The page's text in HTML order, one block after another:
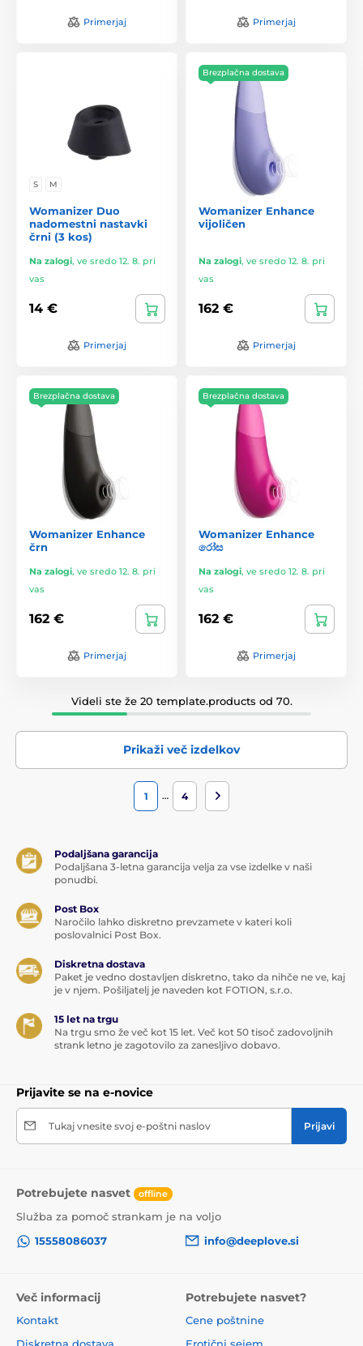
Primerjaj Primerjaj
S M
Womanizer Duo
nadomestni nastavki
črni (3 kos)
Na zalogi, ve sredo 12. 8. pri
vas
14 €
Primerjaj
Brezplačna dostava
Womanizer Enhance
vijoličen
Na zalogi, ve sredo 12. 8. pri
vas
162 €
Primerjaj
Brezplačna dostava
Womanizer Enhance
črn
Na zalogi, ve sredo 12. 8. pri
vas
162 €
Primerjaj
Brezplačna dostava
Womanizer Enhance
රෝස
Na zalogi, ve sredo 12. 8. pri
vas
162 €
Primerjaj
Videli ste že 20 template.products od 70.
Prikaži več izdelkov
1 … 4
Podaljšana garancija
Podaljšana 3-letna garancija velja za vse izdelke v naši
ponudbi.
Post Box
Naročilo lahko diskretno prevzamete v kateri koli
poslovalnici Post Box.
Diskretna dostava
Paket je vedno dostavljen diskretno, tako da nihče ne ve, kaj
je v njem. Pošiljatelj je naveden kot FOTION, s.r.o.
15 let na trgu
Na trgu smo že več kot 15 let. Več kot 50 tisoč zadovoljnih
strank letno je zagotovilo za zanesljivo dobavo.
Prijavite se na e-novice
Tukaj vnesite svoj e-poštni naslov Prijavi
Potrebujete nasvet offline
Služba za pomoč strankam je na voljo
15558086037
info@deeplove.si
Več informacij
Kontakt
Potrebujete nasvet?
Cene poštnine